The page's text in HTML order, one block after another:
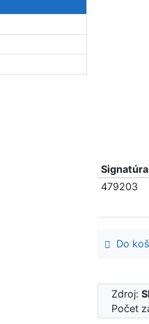
Signatúra
479203
Do
Zdroj:
Počet